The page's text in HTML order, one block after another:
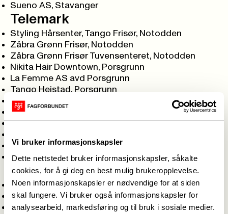
Vi bruker informasjonskapsler
Dette nettstedet bruker informasjonskapsler, såkalte
cookies, for å gi deg en best mulig brukeropplevelse.
Noen informasjonskapsler er nødvendige for at siden
skal fungere. Vi bruker også informasjonskapsler for
analysearbeid, markedsføring og til bruk i sosiale medier.
Sueno AS, Stavanger
Telemark
Styling Hårsenter, Tango Frisør, Notodden
Zåbra Grønn Frisør, Notodden
Zåbra Grønn Frisør Tuvensenteret, Notodden
Nikita Hair Downtown, Porsgrunn
La Femme AS avd Porsgrunn
Tango Heistad, Porsgrunn
Tango Storgata, Porsgrunn
Cutters Herkules senter, Skien
Tango Frisør Gulset AS, Skien
La Femme avd Brotorvet, Stathelle
Tango Frisør Brotorvet, Stathelle
Troms
Alven dame- og herrefrisør, Evenskjer
Salong Fantasi, Finnsnes
SAYSO Kanebogen, Harstad